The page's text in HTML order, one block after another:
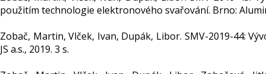
použitím technologie elektronového svařování. Brno:
Zobač, Martin, Vlček, Ivan, Dupák, Libor. SMV-2019-44:
JS a.s., 2019. 3 s.